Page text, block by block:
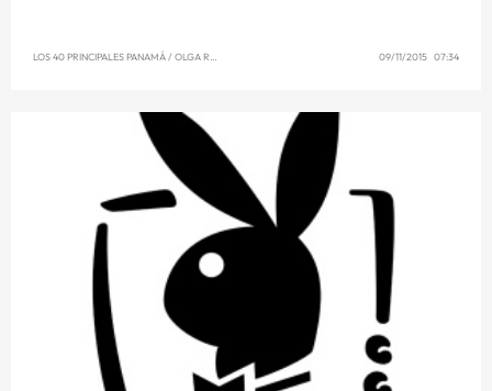
LOS 40 PRINCIPALES PANAMÁ/ OLGA REYNA 09/11/2015 07:34